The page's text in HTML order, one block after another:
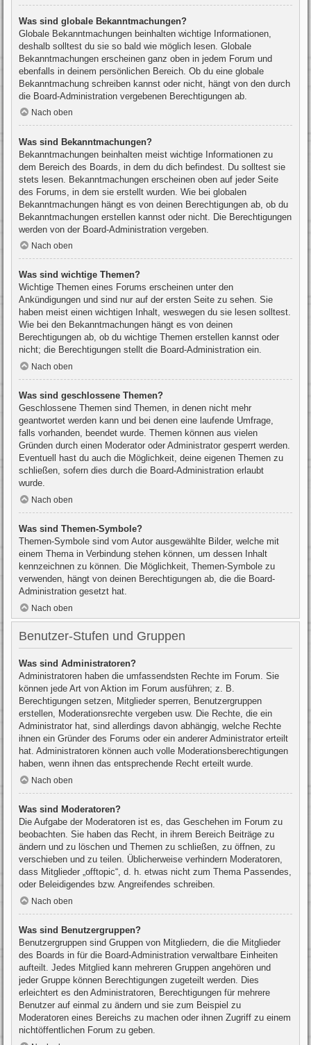
Was sind globale Bekanntmachungen?
Globale Bekanntmachungen beinhalten wichtige Informationen,
deshalb solltest du sie so bald wie möglich lesen. Globale
Bekanntmachungen erscheinen ganz oben in jedem Forum und
ebenfalls in deinem persönlichen Bereich. Ob du eine globale
Bekanntmachung schreiben kannst oder nicht, hängt von den durch
die Board-Administration vergebenen Berechtigungen ab.
Nach oben
Was sind Bekanntmachungen?
Bekanntmachungen beinhalten meist wichtige Informationen zu
dem Bereich des Boards, in dem du dich befindest. Du solltest sie
stets lesen. Bekanntmachungen erscheinen oben auf jeder Seite
des Forums, in dem sie erstellt wurden. Wie bei globalen
Bekanntmachungen hängt es von deinen Berechtigungen ab, ob du
Bekanntmachungen erstellen kannst oder nicht. Die Berechtigungen
werden von der Board-Administration vergeben.
Nach oben
Was sind wichtige Themen?
Wichtige Themen eines Forums erscheinen unter den
Ankündigungen und sind nur auf der ersten Seite zu sehen. Sie
haben meist einen wichtigen Inhalt, weswegen du sie lesen solltest.
Wie bei den Bekanntmachungen hängt es von deinen
Berechtigungen ab, ob du wichtige Themen erstellen kannst oder
nicht; die Berechtigungen stellt die Board-Administration ein.
Nach oben
Was sind geschlossene Themen?
Geschlossene Themen sind Themen, in denen nicht mehr
geantwortet werden kann und bei denen eine laufende Umfrage,
falls vorhanden, beendet wurde. Themen können aus vielen
Gründen durch einen Moderator oder Administrator gesperrt werden.
Eventuell hast du auch die Möglichkeit, deine eigenen Themen zu
schließen, sofern dies durch die Board-Administration erlaubt
wurde.
Nach oben
Was sind Themen-Symbole?
Themen-Symbole sind vom Autor ausgewählte Bilder, welche mit
einem Thema in Verbindung stehen können, um dessen Inhalt
kennzeichnen zu können. Die Möglichkeit, Themen-Symbole zu
verwenden, hängt von deinen Berechtigungen ab, die die Board-
Administration gesetzt hat.
Nach oben
Benutzer-Stufen und Gruppen
Was sind Administratoren?
Administratoren haben die umfassendsten Rechte im Forum. Sie
können jede Art von Aktion im Forum ausführen; z. B.
Berechtigungen setzen, Mitglieder sperren, Benutzergruppen
erstellen, Moderationsrechte vergeben usw. Die Rechte, die ein
Administrator hat, sind allerdings davon abhängig, welche Rechte
ihnen ein Gründer des Forums oder ein anderer Administrator erteilt
hat. Administratoren können auch volle Moderationsberechtigungen
haben, wenn ihnen das entsprechende Recht erteilt wurde.
Nach oben
Was sind Moderatoren?
Die Aufgabe der Moderatoren ist es, das Geschehen im Forum zu
beobachten. Sie haben das Recht, in ihrem Bereich Beiträge zu
ändern und zu löschen und Themen zu schließen, zu öffnen, zu
verschieben und zu teilen. Üblicherweise verhindern Moderatoren,
dass Mitglieder „offtopic“, d. h. etwas nicht zum Thema Passendes,
oder Beleidigendes bzw. Angreifendes schreiben.
Nach oben
Was sind Benutzergruppen?
Benutzergruppen sind Gruppen von Mitgliedern, die die Mitglieder
des Boards in für die Board-Administration verwaltbare Einheiten
aufteilt. Jedes Mitglied kann mehreren Gruppen angehören und
jeder Gruppe können Berechtigungen zugeteilt werden. Dies
erleichtert es den Administratoren, Berechtigungen für mehrere
Benutzer auf einmal zu ändern und sie zum Beispiel zu
Moderatoren eines Bereichs zu machen oder ihnen Zugriff zu einem
nichtöffentlichen Forum zu geben.